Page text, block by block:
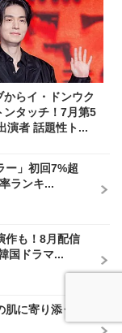
からイ・ドンウク
ンタッチ！7月第5
演者 話題性ト...
ー」初回7%超
ランキ...
作も！8月配信
国ドラマ...
に寄り添う新